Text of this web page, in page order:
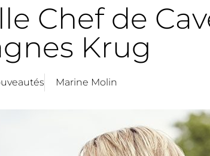
Chef de
Krug
Marine Molin